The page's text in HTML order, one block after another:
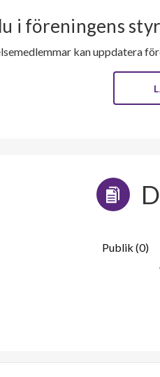
i föreningens
kan uppdatera
Publik (0)